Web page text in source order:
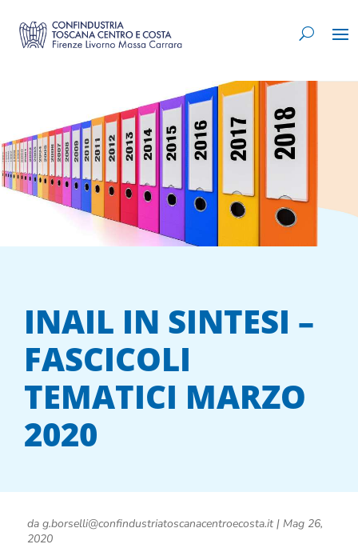
INAIL IN SINTESI –
FASCICOLI
TEMATICI MARZO
2020
da g.borselli@confindustriatoscanacentroecosta.it| Mag 26,
2020